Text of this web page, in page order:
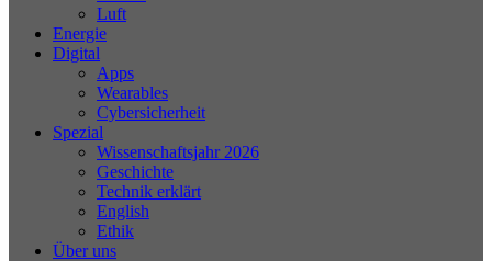
Luft
Energie
Digital
Apps
Wearables
Cybersicherheit
Spezial
Wissenschaftsjahr 2026
Geschichte
Technik erklärt
English
Ethik
Über uns